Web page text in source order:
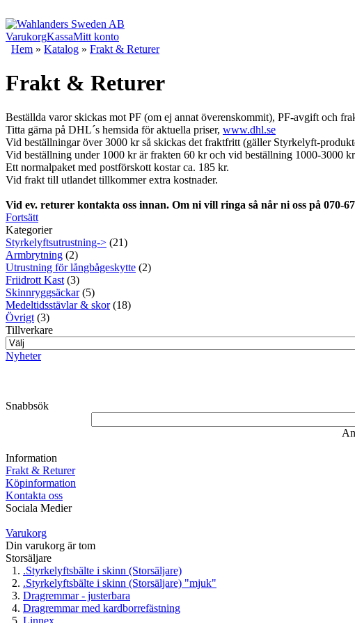
VarukorgKassaMitt konto
Hem » Katalog » Frakt & Returer
Frakt & Returer
Beställda varor skickas mot PF (om ej annat överenskommit), PF-avgift och
Titta gärna på DHL´s hemsida för aktuella priser, www.dhl.se
Vid beställningar över 3000 kr så skickas det fraktfritt (gäller Styrkelyft-
Vid beställning under 1000 kr är frakten 60 kr och vid beställning 1000-3000
Ett normalpaket med postförskott kostar ca. 185 kr.
Vid frakt till utlandet tillkommer extra kostnader.
Vid ev. returer kontakta oss innan. Om ni vill ringa så når ni oss på 070-
Fortsätt
Kategorier
Styrkelyftsutrustning-> (21)
Armbrytning (2)
Utrustning för långbågeskytte (2)
Friidrott Kast (3)
Skinnryggsäckar(5)
Medeltidsstävlar & skor(18)
Övrigt (3)
Tillverkare
Nyheter
Snabbsök
Information
Frakt & Returer
Köpinformation
Kontakta oss
Sociala Medier
Varukorg
Din varukorg är tom
Storsäljare
.Styrkelyftsbälte i skinn (Storsäljare)
.Styrkelyftsbälte i skinn (Storsäljare) "mjuk"
Dragremmar - justerbara
Dragremmar med kardborrefästning
Linnex